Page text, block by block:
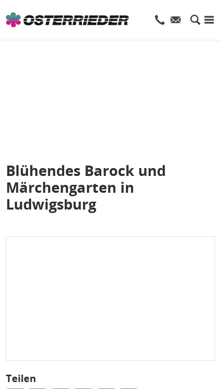
Blühendes Barock und
Märchengarten in
Ludwigsburg
Teilen